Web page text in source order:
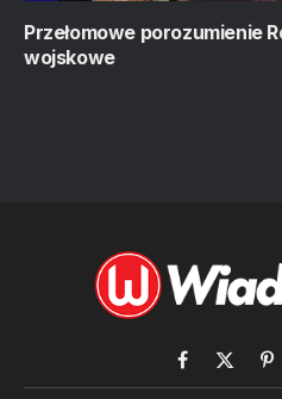
Przełomowe porozumienie
wojskowe
Facebook
X